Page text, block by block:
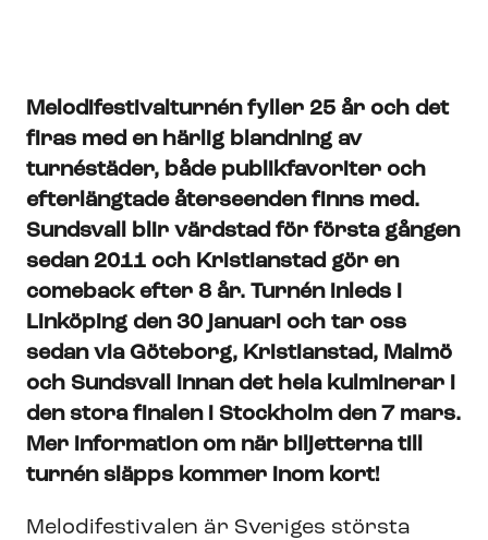
Melodifestivalturnén fyller 25 år och det
firas med en härlig blandning av
turnéstäder, både publikfavoriter och
efterlängtade återseenden finns med.
Sundsvall blir värdstad för första gången
sedan 2011 och Kristianstad gör en
comeback efter 8 år. Turnén inleds i
Linköping den 30 januari och tar oss
sedan via Göteborg, Kristianstad, Malmö
och Sundsvall innan det hela kulminerar i
den stora finalen i Stockholm den 7 mars.
Mer information om när biljetterna till
turnén släpps kommer inom kort!
Melodifestivalen är Sveriges största